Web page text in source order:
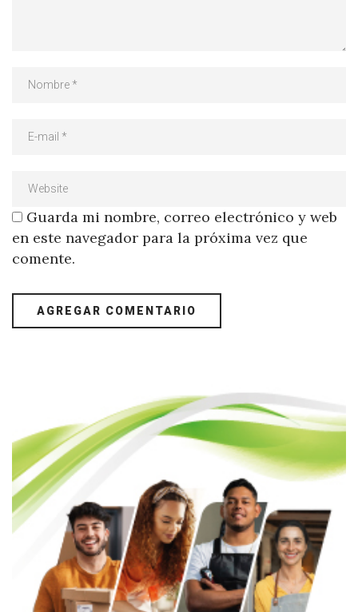
Guarda mi nombre, correo electrónico y web
en este navegador para la próxima vez que
comente.